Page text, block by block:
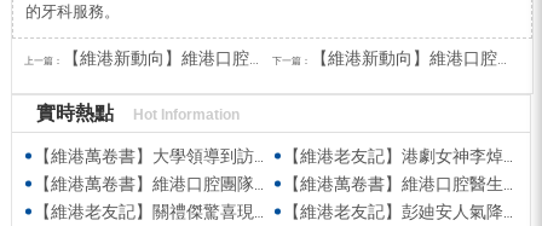
的牙科服務。
上一篇： 【維港新動向】維港口腔受邀參與羅湖區六一遊園會 親子套圈遊戲送歡樂送健康 下一篇： 【維港新動向】維港口腔受邀參與第五屆香港潮州節 共促潮州文化傳承
實時熱點 Hot Information
【維港萬卷書】大學領導到訪維港口腔參觀交流 高度讚賞院感消毒與規範化管理
【維港老友記】港劇女神李焯寧現身維港口腔擔任一日店長，分享護牙心得
【維港萬卷書】維港口腔團隊走進香港書展 感受閱讀力量拓寬專業視野
【維港萬卷書】維港口腔醫生團隊受邀參與美國登士柏西諾德專題研討 聚焦無牙頜種植修復前沿策略
【維港老友記】關禮傑驚喜現身維港口腔出任明星一日CEO 即場演繹同分享經驗！
【維港老友記】彭廸安人氣降臨維港口腔任明星一日店長 勁歌熱舞快閃表演點燃全場！